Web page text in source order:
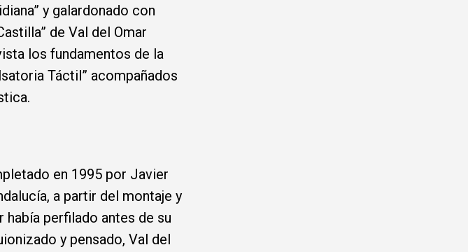
y galardonado con
de Val del Omar
los fundamentos de la
Táctil” acompañados
en 1995 por Javier
a partir del montaje y
había perfilado antes de su
y pensado, Val del